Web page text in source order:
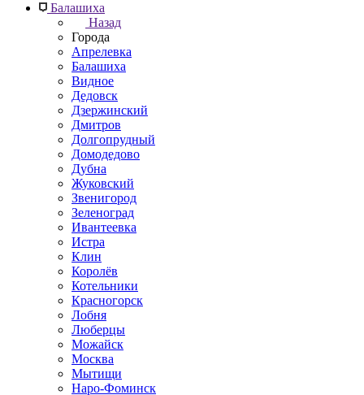
Балашиха
Назад
Города
Апрелевка
Балашиха
Видное
Дедовск
Дзержинский
Дмитров
Долгопрудный
Домодедово
Дубна
Жуковский
Звенигород
Зеленоград
Ивантеевка
Истра
Клин
Королёв
Котельники
Красногорск
Лобня
Люберцы
Можайск
Москва
Мытищи
Наро-Фоминск